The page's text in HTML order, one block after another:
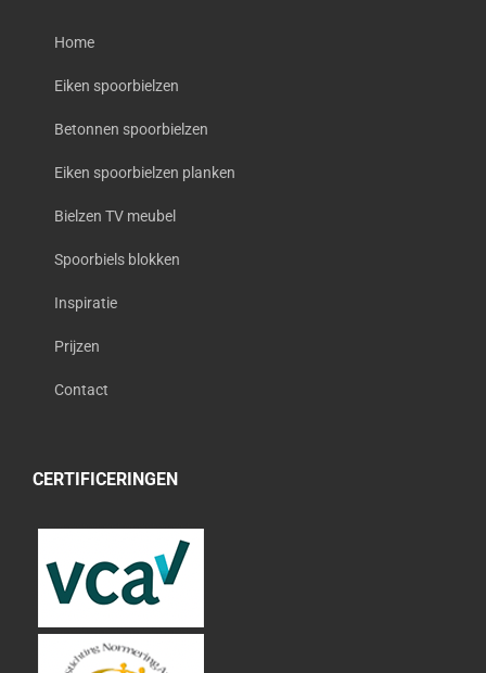
Home
Eiken spoorbielzen
Betonnen spoorbielzen
Eiken spoorbielzen planken
Bielzen TV meubel
Spoorbiels blokken
Inspiratie
Prijzen
Contact
CERTIFICERINGEN